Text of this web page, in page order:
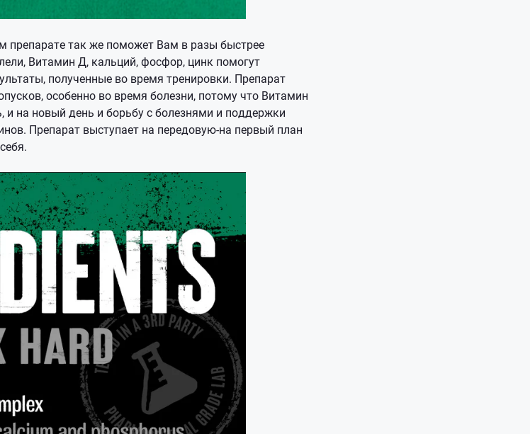
препарате так же поможет Вам в разы быстрее
Витамин Д, кальций, фосфор, цинк помогут
полученные во время тренировки. Препарат
особенно во время болезни, потому что Витамин
на новый день и борьбу с болезнями и поддержки
Препарат выступает на передовую-на первый план